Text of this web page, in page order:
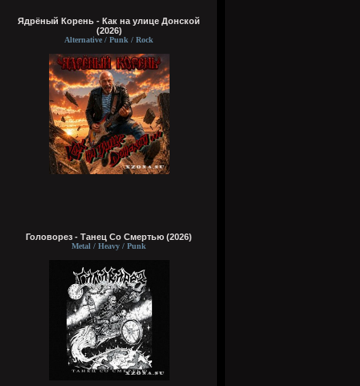
Ядрёный Корень - Как на улице Донской
(2026)
Alternative / Punk / Rock
Головорез - Tанец Со Смертью (2026)
Metal / Heavy / Punk